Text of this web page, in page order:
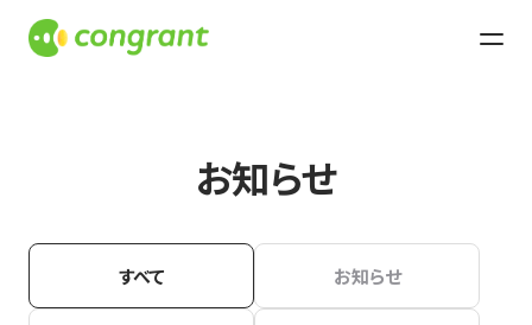
お知らせ
すべて お知らせ